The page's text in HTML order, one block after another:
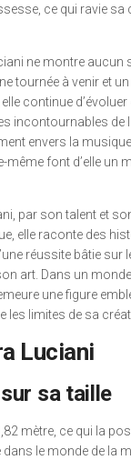
ce qui ravie sa
ne montre aucun
tournée à venir et
continue d’évoluer
incontournables
envers la
même font d’elle un
par son talent et
elle raconte des
réussite bâtie sur
art. Dans un
une figure
les limites de sa
Luciani
sa taille
mètre, ce qui la
le monde de la